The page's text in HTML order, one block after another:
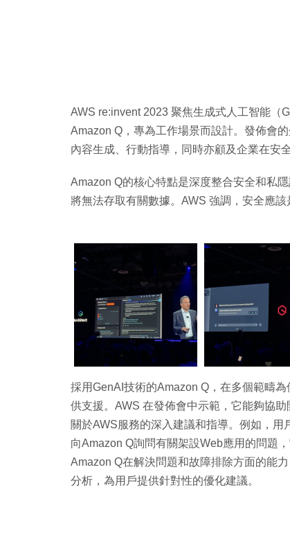
AWS re:invent 2023 聚焦生成式人工智能（
Amazon Q，專為工作場景而設計。發佈會
內容生成、行動指導，同時亦顧及企業在安
Amazon Q的核心特點是深度整合安全和私
將無法存取有關數據。AWS 強調，安全應
採用GenAI技術的Amazon Q，在多個範疇
供支援。AWS 在發佈會中示範，它能夠協
關於AWS服務的深入建議和指導。例如，用
向Amazon Q詢問有關架設Web應用的問題
Amazon Q在解決問題和故障排除方面的能
分析，為用戶提供針對性的優化建議。